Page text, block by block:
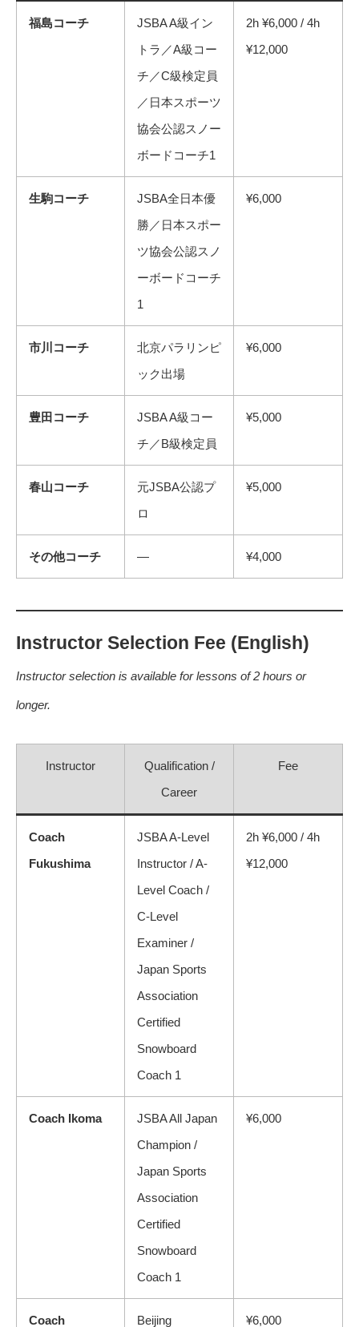
福島コーチ
JSBA A級イン
トラ／A級コー
チ／C級検定員
／日本スポーツ
協会公認スノー
ボードコーチ1
2h ¥6,000 / 4h
¥12,000
生駒コーチ
JSBA全日本優
勝／日本スポー
ツ協会公認スノ
ーボードコーチ
1
¥6,000
市川コーチ
北京パラリンピ
ック出場
¥6,000
豊田コーチ
JSBA A級コー
チ／B級検定員
¥5,000
春山コーチ
元JSBA公認プ
ロ
¥5,000
その他コーチ — ¥4,000
Instructor Selection Fee (English)
Instructor selection is available for lessons of 2 hours or
longer.
Instructor
Qualification /
Career
Fee
Coach
Fukushima
JSBA A-Level
Instructor / A-
Level Coach /
C-Level
Examiner /
Japan Sports
Association
Certified
Snowboard
Coach 1
2h ¥6,000 / 4h
¥12,000
Coach Ikoma
JSBA All Japan
Champion /
Japan Sports
Association
Certified
Snowboard
Coach 1
¥6,000
Coach Beijing ¥6,000